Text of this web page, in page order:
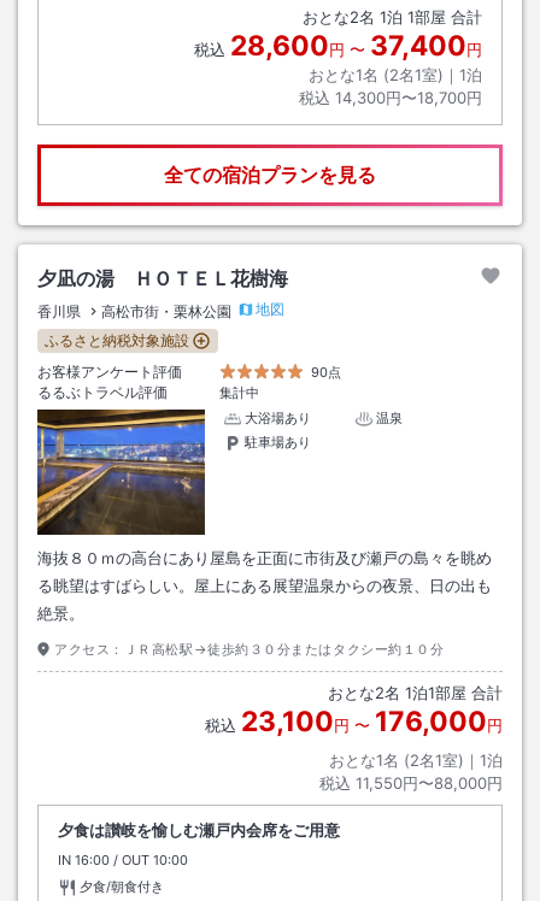
おとな2名 1泊 1部屋 合計
税込 28,600円 〜 37,400円
おとな1名 (2名1室)｜ 1泊
税込 14,300円〜18,700円
全ての宿泊プランを見る
夕凪の湯 ＨＯＴＥＬ花樹海
香川県 高松市街・栗林公園
地図
ふるさと納税対象施設
お客様アンケート評価
90点
るるぶトラベル評価
集計中
大浴場あり
温泉
駐車場あり
海抜８０ｍの高台にあり屋島を正面に市街及び瀬戸の島々を眺め
る眺望はすばらしい。屋上にある展望温泉からの夜景、日の出も
絶景。
アクセス： ＪＲ高松駅→徒歩約３０分またはタクシー約１０分
おとな2名 1泊1部屋 合計
税込 23,100円 〜 176,000円
おとな1名 (2名1室)｜ 1泊
税込 11,550円〜88,000円
夕食は讃岐を愉しむ瀬戸内会席をご用意
IN チェックイン
16:00 / OUT チェックアウト
10:00
夕食/朝食付き